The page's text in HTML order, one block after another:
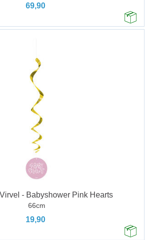
69,90
- Babyshower Pink Hearts
66cm
19,90